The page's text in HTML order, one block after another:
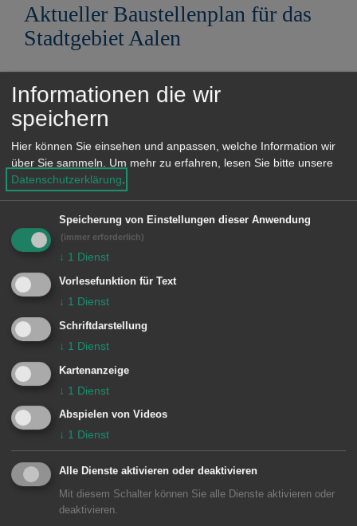
Aktueller Baustellenplan für das
Stadtgebiet Aalen
11.02.2026
Pressemeldungen
Aktueller Baustellenplan für das
Stadtgebiet Aalen
15.01.2026
Pressemeldungen
Aktueller Baustellenplan für das
Stadtgebiet Aalen
Archiv 2025
Aktueller Baustellenplan für das
Stadtgebiet Aalen
05.11.2025
Archiv 2025
Aktueller Baustellenplan für das
Stadtgebiet Aalen
Informationen die wir
speichern
Hier können Sie einsehen und anpassen, welche Information wir
über Sie sammeln. Um mehr zu erfahren, lesen Sie bitte unsere
Datenschutzerklärung.
Speicherung von Einstellungen dieser Anwendung
(immer erforderlich)
↓ 1 Dienst
Vorlesefunktion für Text
↓ 1 Dienst
Schriftdarstellung
↓ 1 Dienst
Kartenanzeige
↓ 1 Dienst
Abspielen von Videos
↓ 1 Dienst
Alle Dienste aktivieren oder deaktivieren
Mit diesem Schalter können Sie alle Dienste aktivieren oder
deaktivieren.